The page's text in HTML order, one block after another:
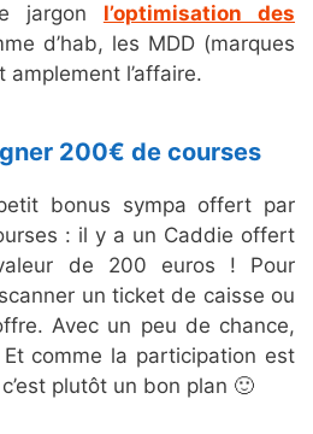
jargon l’optimisation des
d’hab, les MDD (marques
l’affaire.
200€ de courses
bonus sympa offert par
: il y a un Caddie offert
de 200 euros ! Pour
un ticket de caisse ou
Avec un peu de chance,
comme la participation est
plutôt un bon plan 🙂